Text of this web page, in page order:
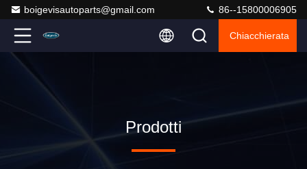
boigevisautoparts@gmail.com 86--15800006905
Chiacchierata
Prodotti